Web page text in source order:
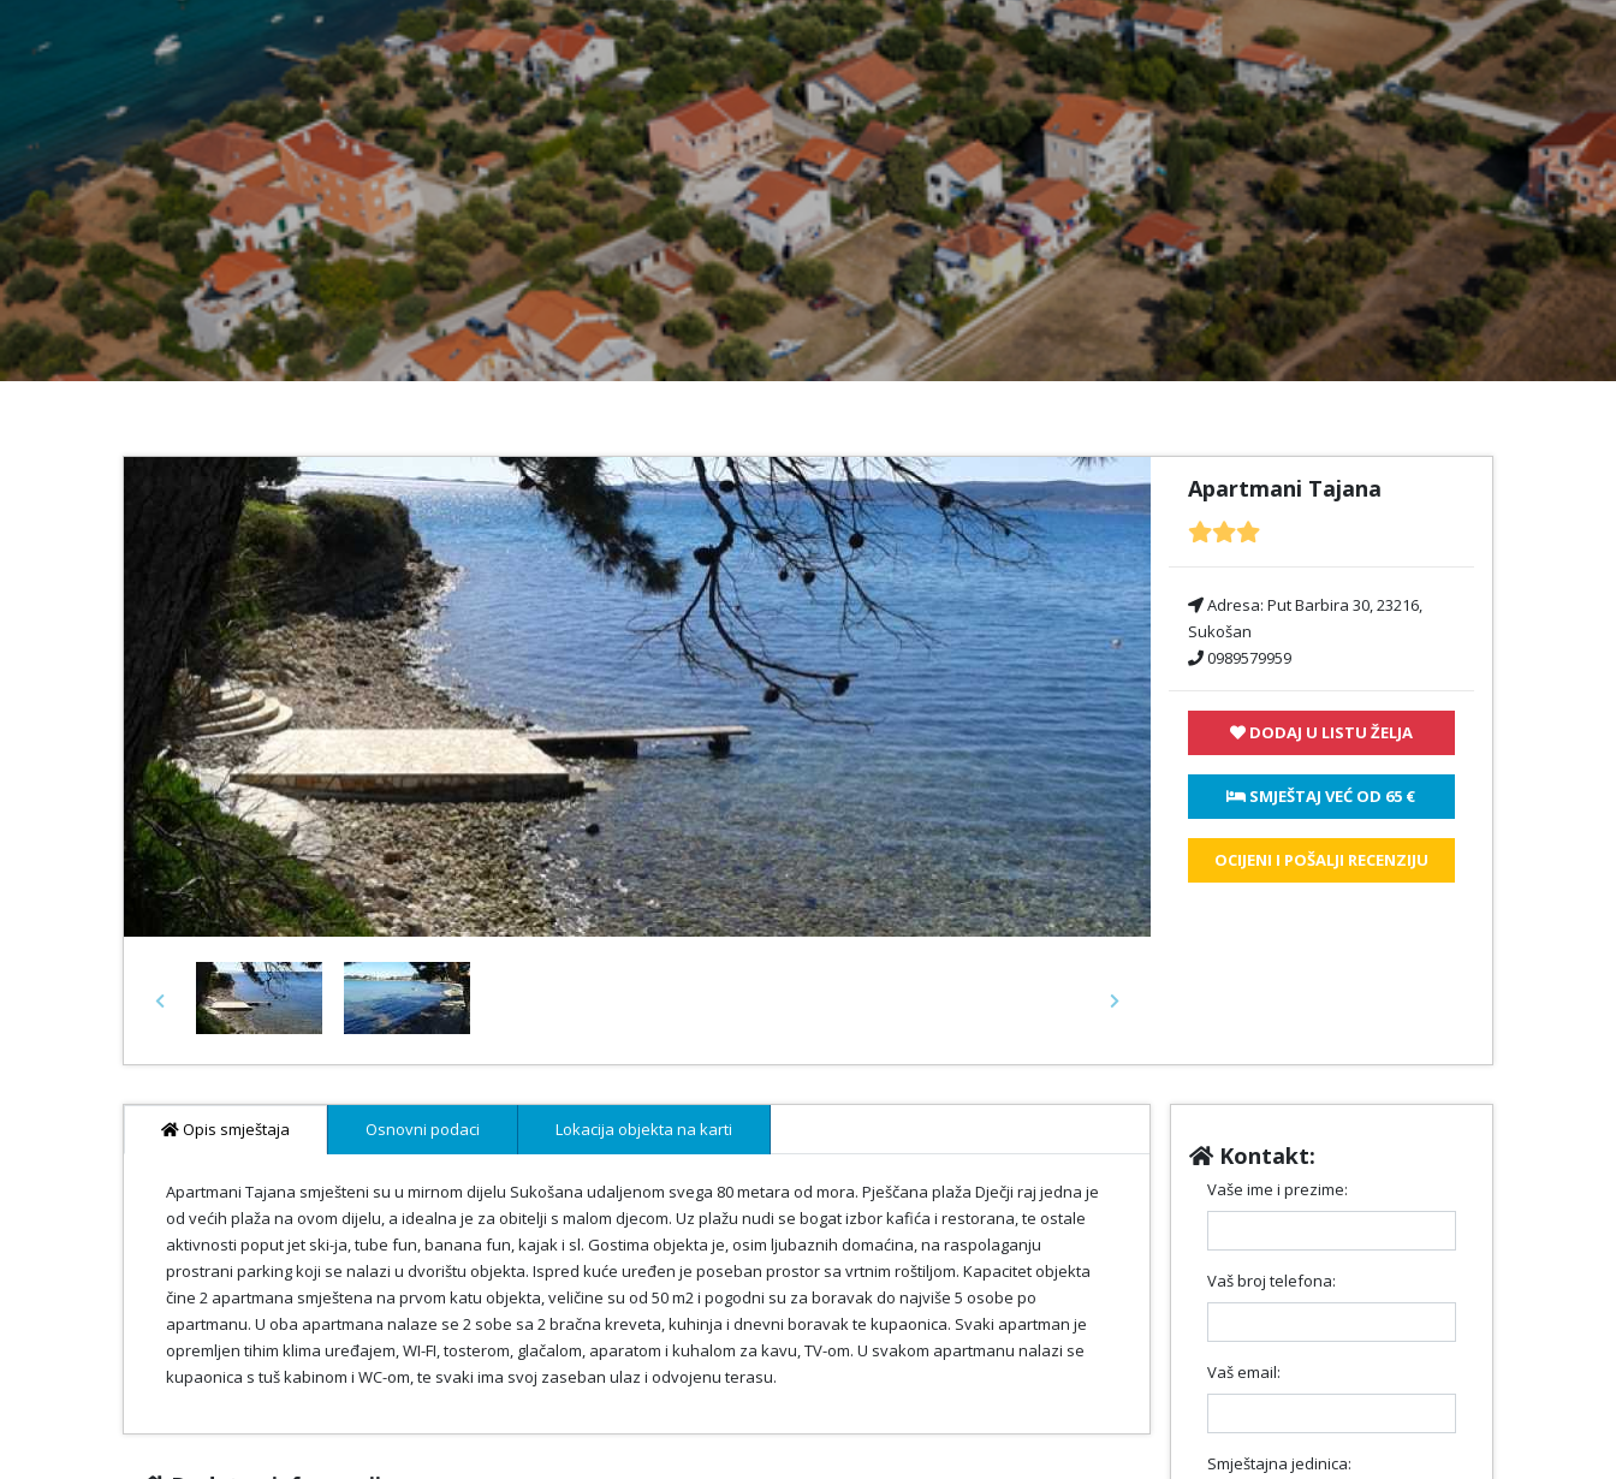
Previous Next
Apartmani Tajana
Adresa: Put Barbira 30, 23216,
Sukošan
0989579959
DODAJ U LISTU ŽELJA
SMJEŠTAJ VEĆ OD 65 €
OCIJENI I POŠALJI RECENZIJU
Opis smještaja Osnovni podaci Lokacija objekta na karti
Apartmani Tajana smješteni su u mirnom dijelu Sukošana udaljenom svega 80 metara od mora. Pješčana plaža Dječji raj jedna je
od većih plaža na ovom dijelu, a idealna je za obitelji s malom djecom. Uz plažu nudi se bogat izbor kafića i restorana, te ostale
aktivnosti poput jet ski-ja, tube fun, banana fun, kajak i sl. Gostima objekta je, osim ljubaznih domaćina, na raspolaganju
prostrani parking koji se nalazi u dvorištu objekta. Ispred kuće uređen je poseban prostor sa vrtnim roštiljom. Kapacitet objekta
čine 2 apartmana smještena na prvom katu objekta, veličine su od 50 m2 i pogodni su za boravak do najviše 5 osobe po
apartmanu. U oba apartmana nalaze se 2 sobe sa 2 bračna kreveta, kuhinja i dnevni boravak te kupaonica. Svaki apartman je
opremljen tihim klima uređajem, WI-FI, tosterom, glačalom, aparatom i kuhalom za kavu, TV-om. U svakom apartmanu nalazi se
kupaonica s tuš kabinom i WC-om, te svaki ima svoj zaseban ulaz i odvojenu terasu.
Kontakt:
Vaše ime i prezime:
Vaš broj telefona:
Vaš email:
Smještajna jedinica: